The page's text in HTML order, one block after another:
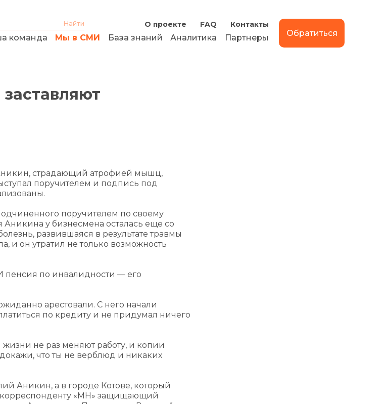
О проекте FAQ Контакты
команда Мы в СМИ База знаний Аналитика Партнеры Обратиться
страдающий атрофией мышц,
поручителем и подпись под
поручителем по своему
у бизнесмена осталась еще со
развившаяся в результате травмы
и он утратил не только возможность
пенсия по инвалидности — его
арестовали. С него начали
по кредиту и не придумал ничего
не раз меняют работу, и копии
что ты не верблюд и никаких
Аникин, а в городе Котове, который
корреспонденту «МН» защищающий